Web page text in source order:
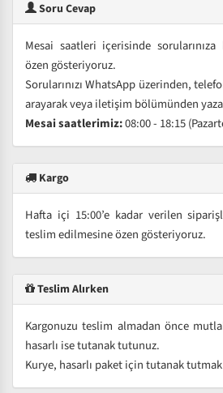
Soru Cevap
Mesai saatleri içerisinde sorularınıza
özen gösteriyoruz.
Sorularınızı WhatsApp üzerinden,
arayarak veya iletişim bölümünden
Mesai saatlerimiz:08:00 - 18:15
Kargo
Hafta içi 15:00’e kadar verilen
teslim edilmesine özen gösteriyoruz.
Teslim Alırken
Kargonuzu teslim almadan önce
hasarlı ise tutanak tutunuz.
Kurye, hasarlı paket için tutanak